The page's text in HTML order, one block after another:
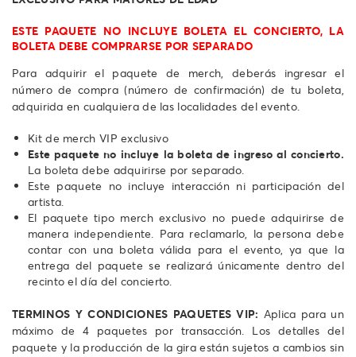
ESTE PAQUETE NO INCLUYE BOLETA EL CONCIERTO, LA
BOLETA DEBE COMPRARSE POR SEPARADO
Para adquirir el paquete de merch, deberás ingresar el
número de compra (número de confirmación) de tu boleta,
adquirida en cualquiera de las localidades del evento.
Kit de merch VIP exclusivo
Este paquete no incluye la boleta de ingreso al concierto.
La boleta debe adquirirse por separado.
Este paquete no incluye interacción ni participación del
artista.
El paquete tipo merch exclusivo no puede adquirirse de
manera independiente. Para reclamarlo, la persona debe
contar con una boleta válida para el evento, ya que la
entrega del paquete se realizará únicamente dentro del
recinto el día del concierto.
TERMINOS Y CONDICIONES PAQUETES VIP: Aplica para un
máximo de 4 paquetes por transacción. Los detalles del
paquete y la producción de la gira están sujetos a cambios sin